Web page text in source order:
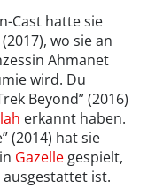
Cast hatte sie
wo sie an
Ahmanet
wird. Du
Beyond” (2016)
erkannt haben.
(2014) hat sie
Gazelle gespielt,
ist.